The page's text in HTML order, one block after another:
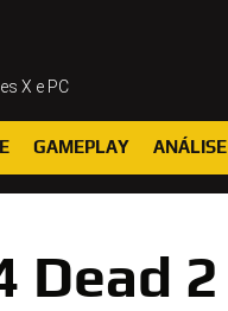
X e PC
GAMEPLAY ANÁLISE
Dead 2